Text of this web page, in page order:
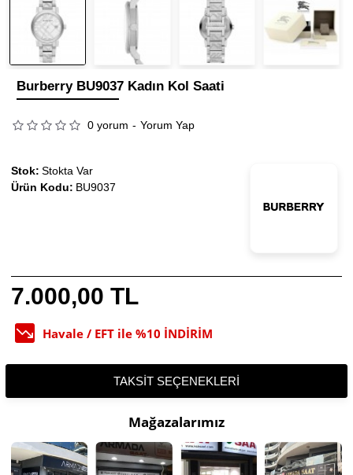
Burberry BU9037 Kadın Kol Saati
0 yorum - Yorum Yap
7.000,00 TL
Havale / EFT ile %10 İNDİRİM
Stok: Stokta Var
Ürün Kodu: BU9037
TAKSIT SEÇENEKLERI
Mağazalarımız